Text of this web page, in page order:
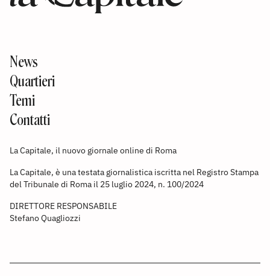
News
Quartieri
Temi
Contatti
La Capitale, il nuovo giornale online di Roma
La Capitale, è una testata giornalistica iscritta nel Registro Stampa
del Tribunale di Roma il 25 luglio 2024, n. 100/2024
DIRETTORE RESPONSABILE
Stefano Quagliozzi